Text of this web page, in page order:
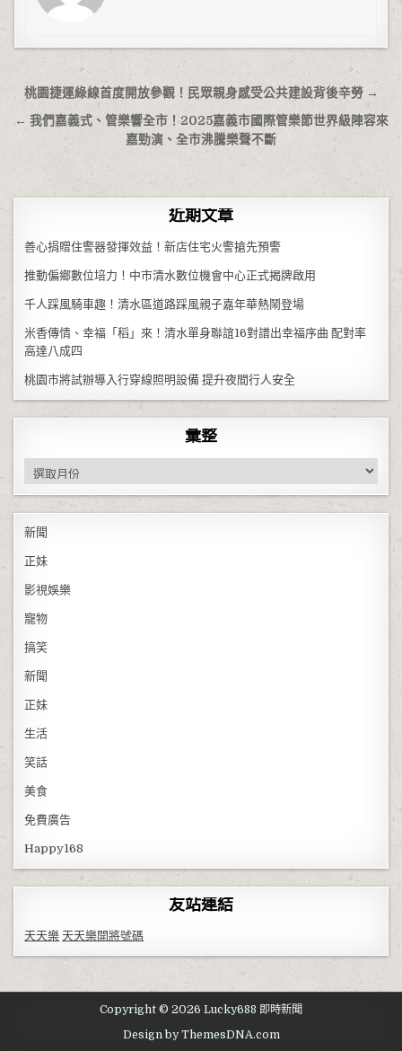
文章導覽
桃園捷運綠線首度開放參觀！民眾親身感受公共建設背後辛勞 →
← 我們嘉義式、管樂響全市！2025嘉義市國際管樂節世界級陣容來
嘉勁演、全市沸騰樂聲不斷
近期文章
善心捐贈住警器發揮效益！新店住宅火警搶先預警
推動偏鄉數位培力！中市清水數位機會中心正式揭牌啟用
千人踩風騎車趣！清水區道路踩風親子嘉年華熱鬧登場
米香傳情、幸福「稻」來！清水單身聯誼16對譜出幸福序曲 配對率
高達八成四
桃園市將試辦導入行穿線照明設備 提升夜間行人安全
彙整
彙整
新聞
正妹
影視娛樂
寵物
搞笑
新聞
正妹
生活
笑話
美食
免費廣告
Happy168
友站連結
天天樂 天天樂開將號碼
Copyright © 2026 Lucky688 即時新聞
Design by ThemesDNA.com